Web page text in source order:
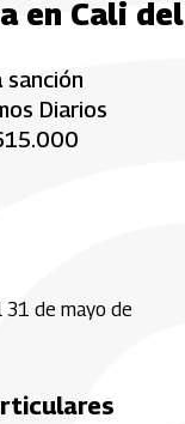
en Cali del
sanción
Diarios
31 de mayo de